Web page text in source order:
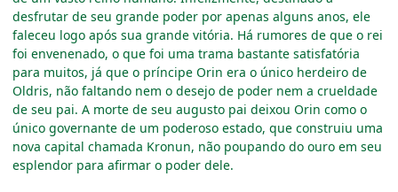
desfrutar de seu grande poder por apenas alguns anos, ele
faleceu logo após sua grande vitória. Há rumores de que o rei
foi envenenado, o que foi uma trama bastante satisfatória
para muitos, já que o príncipe Orin era o único herdeiro de
Oldris, não faltando nem o desejo de poder nem a crueldade
de seu pai. A morte de seu augusto pai deixou Orin como o
único governante de um poderoso estado, que construiu uma
nova capital chamada Kronun, não poupando do ouro em seu
esplendor para afirmar o poder dele.